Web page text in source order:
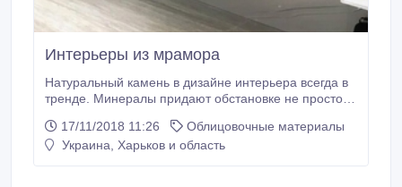
Интерьеры из мрамора
Натуральный камень в дизайне интерьера всегда в
тренде. Минералы придают обстановке не просто
хозяев, о достатке и роскоши. Особенно красиво и
выразительно в дизайне интерьера смотрится
17/11/2018 11:26
Облицовочные материалы
Украина, Харьков и область